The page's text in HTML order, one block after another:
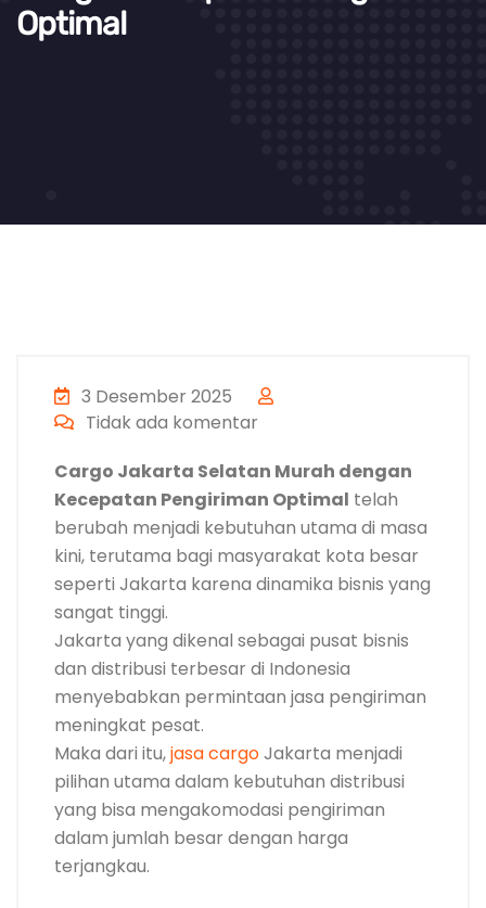
Optimal
3 Desember 2025
Tidak ada komentar
Cargo Jakarta Selatan Murah dengan
Kecepatan Pengiriman Optimal telah
berubah menjadi kebutuhan utama di masa
kini, terutama bagi masyarakat kota besar
seperti Jakarta karena dinamika bisnis yang
sangat tinggi.
Jakarta yang dikenal sebagai pusat bisnis
dan distribusi terbesar di Indonesia
menyebabkan permintaan jasa pengiriman
meningkat pesat.
Maka dari itu,jasa cargoJakarta menjadi
pilihan utama dalam kebutuhan distribusi
yang bisa mengakomodasi pengiriman
dalam jumlah besar dengan harga
terjangkau.